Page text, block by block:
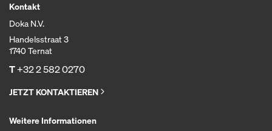
Kontakt
Doka N.V.
Handelsstraat 3
1740 Ternat
T+32 2 582 0270
JETZT KONTAKTIEREN
Weitere Informationen